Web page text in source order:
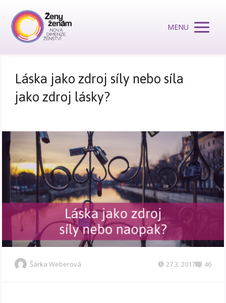
MENU
Láska jako zdroj síly nebo síla
jako zdroj lásky?
Šárka Weberová 27.3. 2017 46